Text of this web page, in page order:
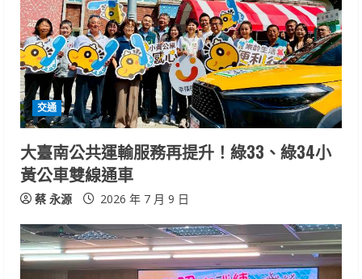
交通
大臺南公共運輸服務再提升！綠33、綠34小
黃公車雙線通車
蔡 永源 2026 年 7 月 9 日